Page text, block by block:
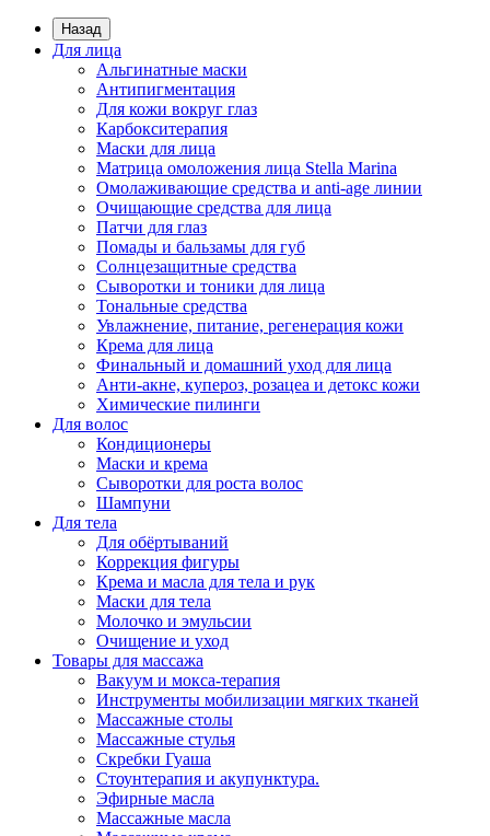
Назад
Для лица
Альгинатные маски
Антипигментация
Для кожи вокруг глаз
Карбокситерапия
Маски для лица
Матрица омоложения лица Stella Marina
Омолаживающие средства и anti-age линии
Очищающие средства для лица
Патчи для глаз
Помады и бальзамы для губ
Солнцезащитные средства
Сыворотки и тоники для лица
Тональные средства
Увлажнение, питание, регенерация кожи
Крема для лица
Финальный и домашний уход для лица
Анти-акне, купероз, розацеа и детокс кожи
Химические пилинги
Для волос
Кондиционеры
Маски и крема
Сыворотки для роста волос
Шампуни
Для тела
Для обёртываний
Коррекция фигуры
Крема и масла для тела и рук
Маски для тела
Молочко и эмульсии
Очищение и уход
Товары для массажа
Вакуум и мокса-терапия
Инструменты мобилизации мягких тканей
Массажные столы
Массажные стулья
Скребки Гуаша
Стоунтерапия и акупунктура.
Эфирные масла
Массажные масла